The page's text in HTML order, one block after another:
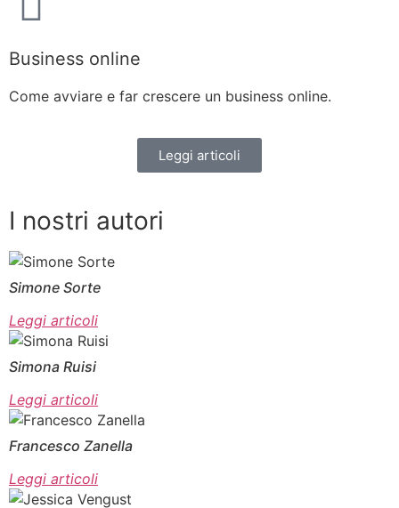
Business online
Come avviare e far crescere un business online.
Leggi articoli
I nostri autori
Simone Sorte
Leggi articoli
Simona Ruisi
Leggi articoli
Francesco Zanella
Leggi articoli